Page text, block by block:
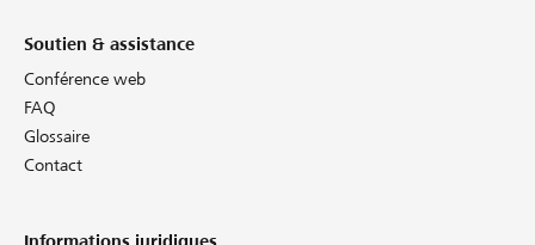
Soutien & assistance
Conférence web
FAQ
Glossaire
Contact
Informations juridiques